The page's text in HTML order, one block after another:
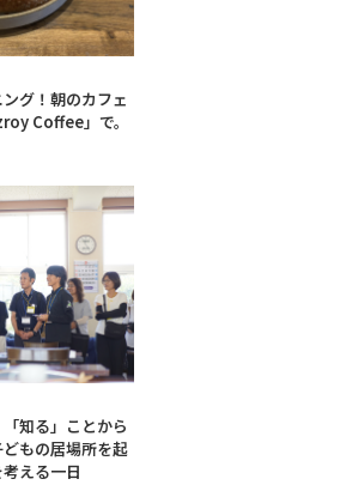
グ！朝のカフェ
Coffee」で。
知る」ことから
もの居場所を起
える一日